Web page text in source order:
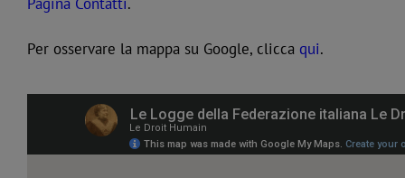
Per osservare la mappa su Google, clicca qui.